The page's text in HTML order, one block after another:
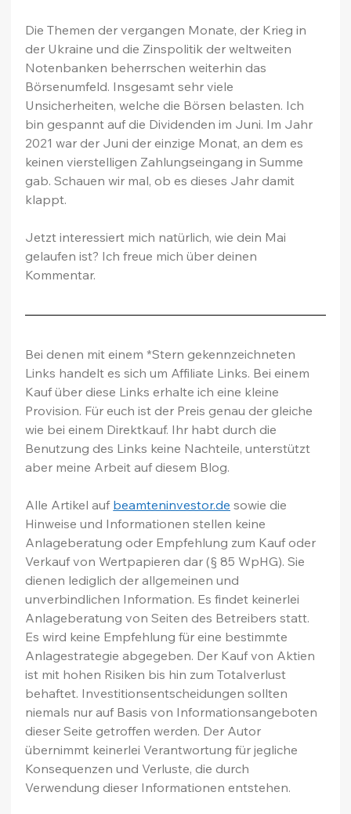
Die Themen der vergangen Monate, der Krieg in
der Ukraine und die Zinspolitik der weltweiten
Notenbanken beherrschen weiterhin das
Börsenumfeld. Insgesamt sehr viele
Unsicherheiten, welche die Börsen belasten. Ich
bin gespannt auf die Dividenden im Juni. Im Jahr
2021 war der Juni der einzige Monat, an dem es
keinen vierstelligen Zahlungseingang in Summe
gab. Schauen wir mal, ob es dieses Jahr damit
klappt.
Jetzt interessiert mich natürlich, wie dein Mai
gelaufen ist? Ich freue mich über deinen
Kommentar.
Bei denen mit einem *Stern gekennzeichneten
Links handelt es sich um Affiliate Links. Bei einem
Kauf über diese Links erhalte ich eine kleine
Provision. Für euch ist der Preis genau der gleiche
wie bei einem Direktkauf. Ihr habt durch die
Benutzung des Links keine Nachteile, unterstützt
aber meine Arbeit auf diesem Blog.
Alle Artikel auf beamteninvestor.de sowie die
Hinweise und Informationen stellen keine
Anlageberatung oder Empfehlung zum Kauf oder
Verkauf von Wertpapieren dar (§ 85 WpHG). Sie
dienen lediglich der allgemeinen und
unverbindlichen Information. Es findet keinerlei
Anlageberatung von Seiten des Betreibers statt.
Es wird keine Empfehlung für eine bestimmte
Anlagestrategie abgegeben. Der Kauf von Aktien
ist mit hohen Risiken bis hin zum Totalverlust
behaftet. Investitionsentscheidungen sollten
niemals nur auf Basis von Informationsangeboten
dieser Seite getroffen werden. Der Autor
übernimmt keinerlei Verantwortung für jegliche
Konsequenzen und Verluste, die durch
Verwendung dieser Informationen entstehen.